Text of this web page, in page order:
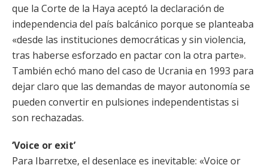
que la Corte de la Haya aceptó la declaración de
independencia del país balcánico porque se planteaba
«desde las instituciones democráticas y sin violencia,
tras haberse esforzado en pactar con la otra parte».
También echó mano del caso de Ucrania en 1993 para
dejar claro que las demandas de mayor autonomía se
pueden convertir en pulsiones independentistas si
son rechazadas.
‘Voice or exit’
Para Ibarretxe, el desenlace es inevitable: «Voice or